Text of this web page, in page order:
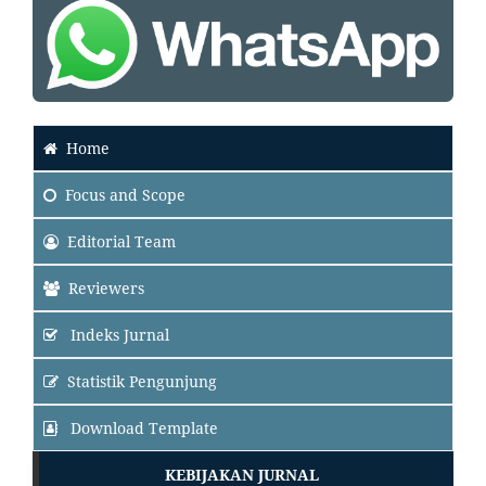
Home
Focus and Scope
Editorial Team
Reviewers
Indeks Jurnal
Statistik Pengunjung
Download Template
KEBIJAKAN JURNAL